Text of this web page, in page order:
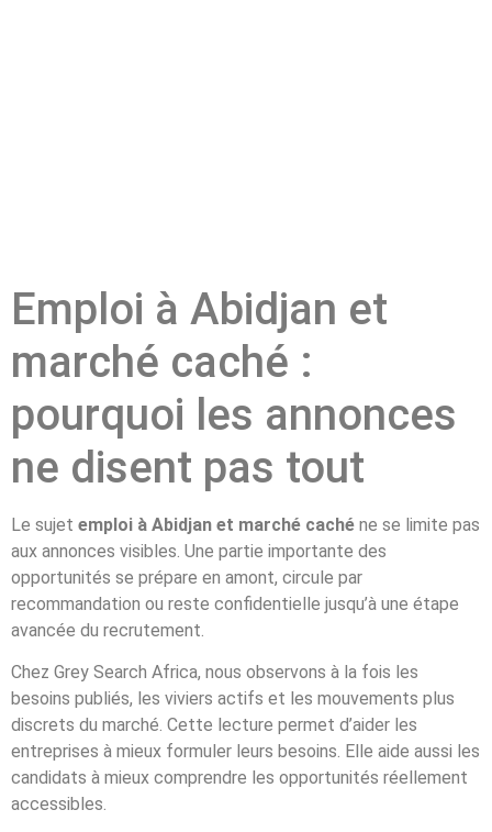
Emploi à Abidjan et
marché caché :
pourquoi les annonces
ne disent pas tout
Le sujet emploi à Abidjan et marché caché ne se limite pas
aux annonces visibles. Une partie importante des
opportunités se prépare en amont, circule par
recommandation ou reste confidentielle jusqu’à une étape
avancée du recrutement.
Chez Grey Search Africa, nous observons à la fois les
besoins publiés, les viviers actifs et les mouvements plus
discrets du marché. Cette lecture permet d’aider les
entreprises à mieux formuler leurs besoins. Elle aide aussi les
candidats à mieux comprendre les opportunités réellement
accessibles.